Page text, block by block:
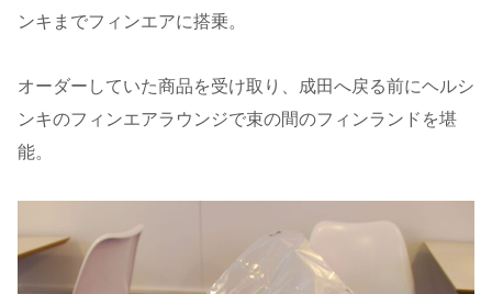
ンキまでフィンエアに搭乗。
オーダーしていた商品を受け取り、成田へ戻る前にヘルシ
ンキのフィンエアラウンジで束の間のフィンランドを堪
能。